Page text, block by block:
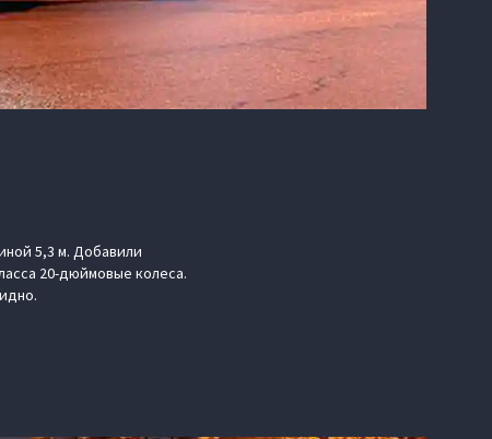
5,3 м. Добавили
20-дюймовые колеса.